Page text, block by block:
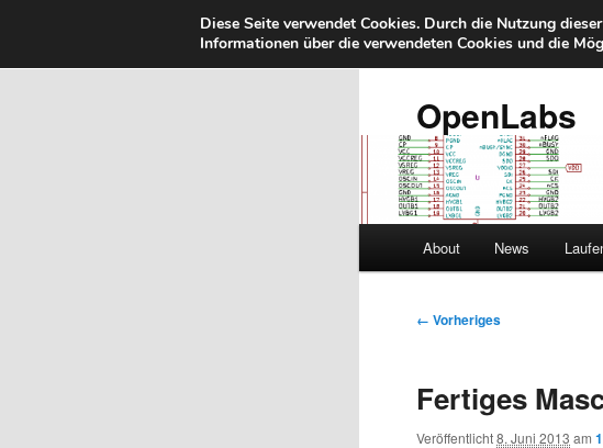
primären
OpenLabs
HauptmenüAbout News
Bilder-
← Vorheriges
Fertiges
Veröffentlicht8. Juni 2013 am
Diese Seite verwendet Cookies. Durch die Nutzung
Informationen über die verwendeten Cookies und die